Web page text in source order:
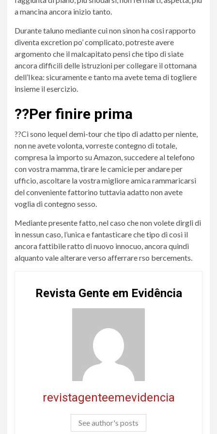
a mancina ancora inizio tanto.
Durante taluno mediante cui non sinon ha cosi rapporto
diventa excretion po’ complicato, potreste avere
argomento che il malcapitato pensi che tipo di siate
ancora difficili delle istruzioni per collegare il ottomana
dell’Ikea: sicuramente e tanto ma avete tema di togliere
insieme il esercizio.
??Per finire prima
??Ci sono lequel demi-tour che tipo di adatto per niente,
non ne avete volonta, vorreste contegno di totale,
compresa la importo su Amazon, succedere al telefono
con vostra mamma, tirare le camicie per andare per
ufficio, ascoltare la vostra migliore amica rammaricarsi
del conveniente fattorino tuttavia adatto non avete
voglia di contegno sesso.
Mediante presente fatto, nel caso che non volete dirgli di
in nessun caso, l’unica e fantasticare che tipo di cosi il
ancora fattibile ratto di nuovo innocuo, ancora quindi
alquanto vale alterare verso afferrare rso bercements.
Revista Gente em Evidência
revistagenteemevidencia
See author's posts